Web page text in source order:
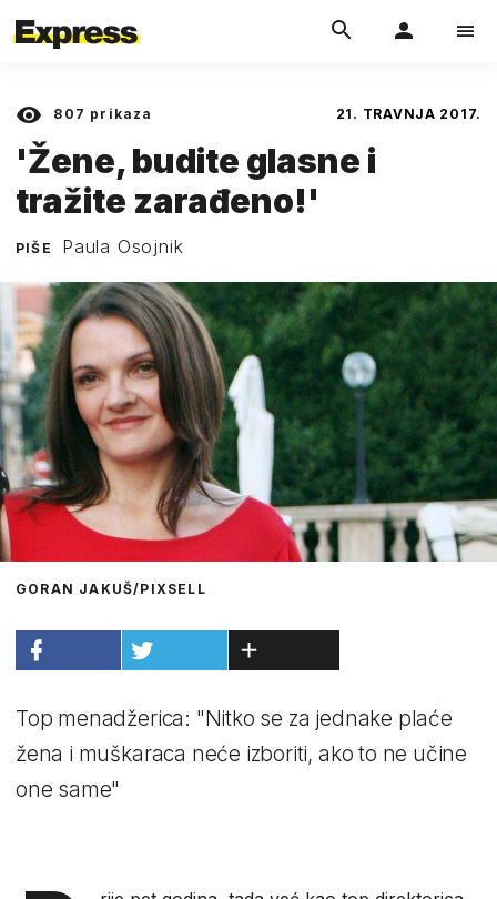
807 prikaza 21. TRAVNJA 2017.
'Žene, budite glasne i
tražite zarađeno!'
PIŠE Paula Osojnik
GORAN JAKUŠ/PIXSELL
Top menadžerica: "Nitko se za jednake plaće
žena i muškaraca neće izboriti, ako to ne učine
one same"